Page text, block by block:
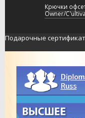
Крючки
Owner/
Подарочные